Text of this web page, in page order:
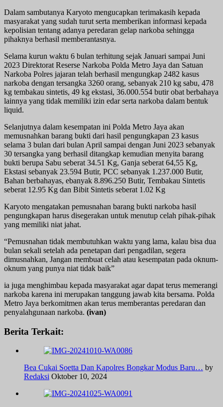
Dalam sambutanya Karyoto mengucapkan terimakasih kepada
masyarakat yang sudah turut serta memberikan informasi kepada
kepolisian tentang adanya peredaran gelap narkoba sehingga
pihaknya berhasil memberantasnya.
Selama kurun waktu 6 bulan terhitung sejak Januari sampai Juni
2023 Direktorat Reserse Narkoba Polda Metro Jaya dan Satuan
Narkoba Polres jajaran telah berhasil mengungkap 2482 kasus
narkoba dengan tersangka 3260 orang, sebanyak 210 kg sabu, 478
kg tembakau sintetis, 49 kg ekstasi, 36.000.554 butir obat berbahaya
lainnya yang tidak memiliki izin edar serta narkoba dalam bentuk
liquid.
Selanjutnya dalam kesempatan ini Polda Metro Jaya akan
memusnahkan barang bukti dari hasil pengungkapan 23 kasus
selama 3 bulan dari bulan April sampai dengan Juni 2023 sebanyak
30 tersangka yang berhasil ditangkap kemudian menyita barang
bukti berupa Sabu seberat 34.51 Kg, Ganja seberat 64,55 Kg,
Ekstasi sebanyak 23.594 Butir, PCC sebanyak 1.237.000 Butir,
Bahan berbahayas, ebanyak 8.896.250 Butir, Tembakau Sintetis
seberat 12.95 Kg dan Bibit Sintetis seberat 1.02 Kg
Karyoto mengatakan pemusnahan barang bukti narkoba hasil
pengungkapan harus disegerakan untuk menutup celah pihak-pihak
yang memiliki niat jahat.
“Pemusnahan tidak membutuhkan waktu yang lama, kalau bisa dua
bulan sekali setelah ada penetapan dari pengadilan, segera
dimusnahkan, Jangan membuat celah atau kesempatan pada oknum-
oknum yang punya niat tidak baik”
ia juga menghimbau kepada masyarakat agar dapat terus memerangi
narkoba karena ini merupakan tanggung jawab kita bersama. Polda
Metro Jaya berkomitmen akan terus memberantas peredaran dan
penyalahgunaan narkoba. (ivan)
Berita Terkait:
Bea Cukai Soetta Dan Kapolres Bongkar Modus Baru… by
Redaksi Oktober 10, 2024